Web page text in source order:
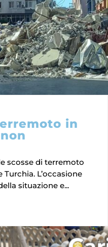
in
scosse di terremoto
L’occasione
situazione e...